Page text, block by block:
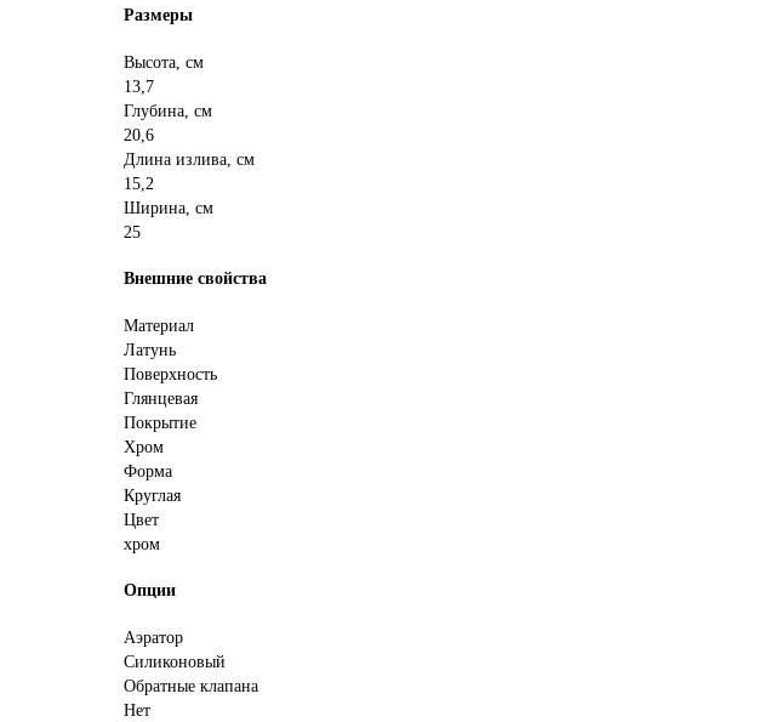
Размеры
Высота, см
13,7
Глубина, см
20,6
Длина излива, см
15,2
Ширина, см
25
Внешние свойства
Материал
Латунь
Поверхность
Глянцевая
Покрытие
Хром
Форма
Круглая
Цвет
хром
Опции
Аэратор
Силиконовый
Обратные клапана
Нет